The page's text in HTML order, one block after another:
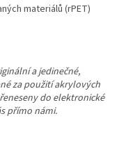
materiálů (rPET)
a jedinečné,
za použití akrylových
do elektronické
přímo námi.